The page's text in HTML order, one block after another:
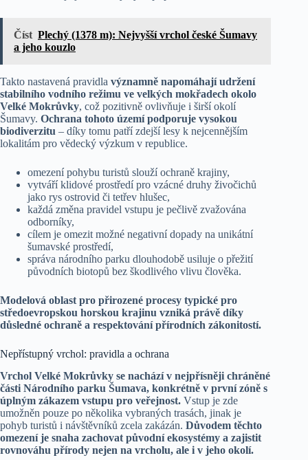
Číst Plechý (1378 m): Nejvyšší vrchol české Šumavy
a jeho kouzlo
Takto nastavená pravidla významně napomáhají udržení
stabilního vodního režimu ve velkých mokřadech okolo
Velké Mokrůvky, což pozitivně ovlivňuje i širší okolí
Šumavy. Ochrana tohoto území podporuje vysokou
biodiverzitu – díky tomu patří zdejší lesy k nejcennějším
lokalitám pro vědecký výzkum v republice.
omezení pohybu turistů slouží ochraně krajiny,
vytváří klidové prostředí pro vzácné druhy živočichů
jako rys ostrovid či tetřev hlušec,
každá změna pravidel vstupu je pečlivě zvažována
odborníky,
cílem je omezit možné negativní dopady na unikátní
šumavské prostředí,
správa národního parku dlouhodobě usiluje o přežití
původních biotopů bez škodlivého vlivu člověka.
Modelová oblast pro přirozené procesy typické pro
středoevropskou horskou krajinu vzniká právě díky
důsledné ochraně a respektování přírodních zákonitostí.
Nepřístupný vrchol: pravidla a ochrana
Vrchol Velké Mokrůvky se nachází v nejpřísněji chráněné
části Národního parku Šumava, konkrétně v první zóně s
úplným zákazem vstupu pro veřejnost. Vstup je zde
umožněn pouze po několika vybraných trasách, jinak je
pohyb turistů i návštěvníků zcela zakázán. Důvodem těchto
omezení je snaha zachovat původní ekosystémy a zajistit
rovnováhu přírody nejen na vrcholu, ale i v jeho okolí.